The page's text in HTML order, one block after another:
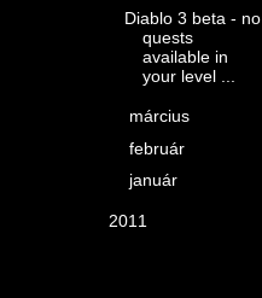
Diablo 3 beta - no
quests
available in
your level ...
március
február
január
2011